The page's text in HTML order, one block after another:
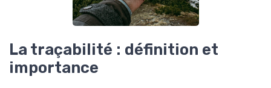
La traçabilité : définition et
importance